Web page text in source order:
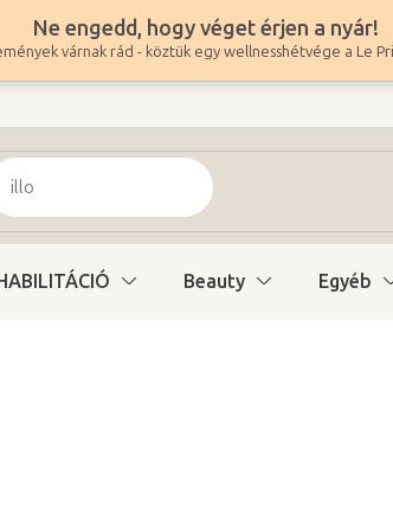
Ne engedd, hogy véget érjen a nyár!
várnak rád - köztük egy wellnesshétvége a Le
Beauty Egyéb